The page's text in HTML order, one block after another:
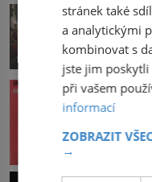
Pád
V
se
stránek také
a analytickými
kombinovat s
jste jim
při vašem
informací
ZOBRAZIT
→